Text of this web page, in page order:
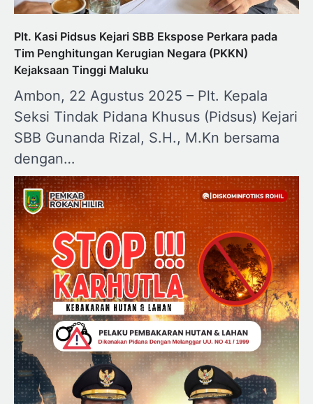
Plt. Kasi Pidsus Kejari SBB Ekspose Perkara pada
Tim Penghitungan Kerugian Negara (PKKN)
Kejaksaan Tinggi Maluku
Ambon, 22 Agustus 2025 – Plt. Kepala
Seksi Tindak Pidana Khusus (Pidsus) Kejari
SBB Gunanda Rizal, S.H., M.Kn bersama
dengan…